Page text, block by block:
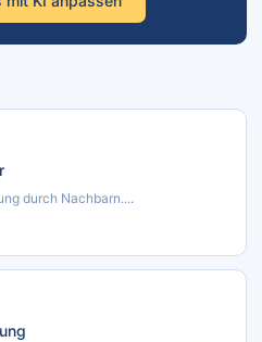
durch Nachbarn....